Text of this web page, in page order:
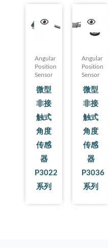
Angular
Position
Sensor
微型
非接
触式
角度
传感
器
P3022
系列
Angular
Position
Sensor
微型
非接
触式
角度
传感
器
P3036
系列